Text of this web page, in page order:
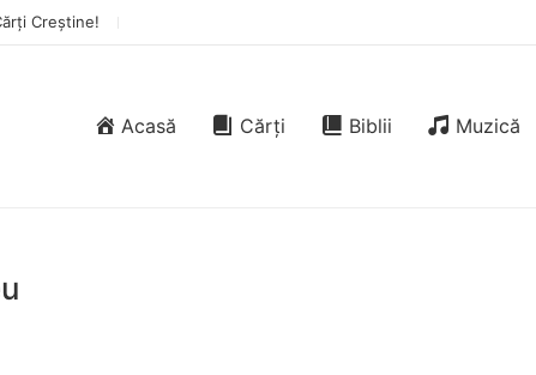
Creștine!
Acasă Cărți Biblii Muzică